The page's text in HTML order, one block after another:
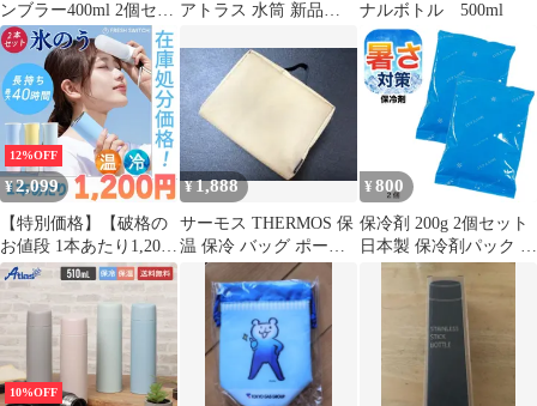
ンブラー400ml 2個セッ
ト(JDI-400P)×2
アトラス 水筒 新品
真空断熱 ステンレス 軽
量 スクリューボトル マ
グボトル 氷止め付き 広
口 洗いやすい スイッチ
マグ AS-361
ナルボトル 500ml
12%OFF
¥2,099
【特別価格】【破格の
お値段 1本あたり1,200
円】携帯氷のうボトル
人気のグラデーション
カラー 2本セット売り
氷嚢 水筒 魔法瓶 保冷
暑さ対策
¥1,888
サーモス THERMOS 保
温 保冷 バッグ ポーチ
ベージュ JEC1000
¥ 800
保冷剤 200g 2個セット
日本製 保冷剤パック 長
持ち お弁当 ランチバッ
グ クーラーボックス 停
ーツ アイシング 繰り返
し使える まとめ買い
5501903
10%OFF